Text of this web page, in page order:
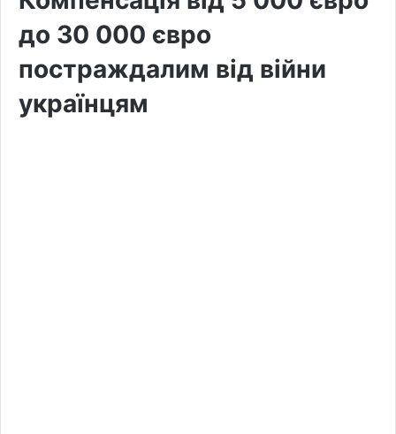
до 30 000 євро
постраждалим від війни
українцям